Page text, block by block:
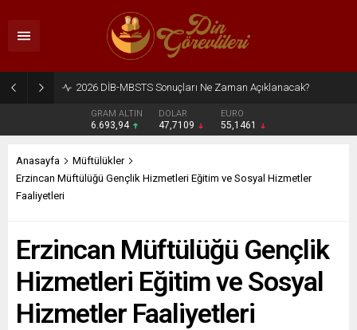
2026 DİB-MBSTS Ne Zaman?
GRAM ALTIN
6.693,94
DOLAR
47,7109
EURO
55,1461
Anasayfa
Müftülükler
Erzincan Müftülüğü Gençlik Hizmetleri Eğitim ve Sosyal Hizmetler
Faaliyetleri
Erzincan Müftülüğü Gençlik
Hizmetleri Eğitim ve Sosyal
Hizmetler Faaliyetleri